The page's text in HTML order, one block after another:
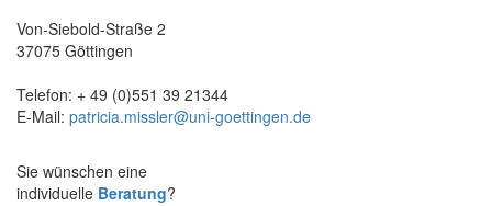
Von-Siebold-Straße 2
37075 Göttingen
Telefon: + 49 (0)551 39 21344
E-Mail: patricia.missler@uni-goettingen.de
Sie wünschen eine
individuelle Beratung?